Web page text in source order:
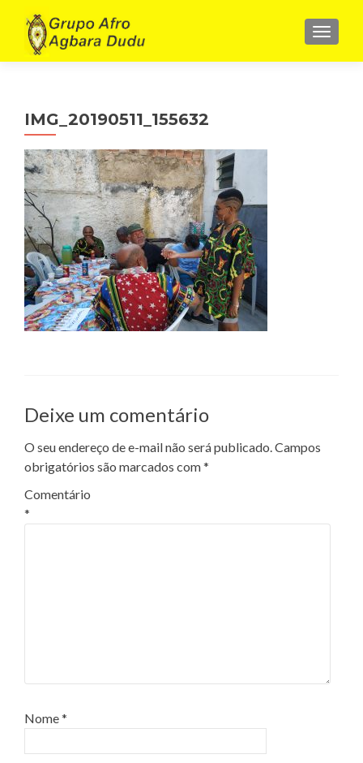
IMG_20190511_155632
Deixe um comentário
O seu endereço de e-mail não será publicado.Campos
obrigatórios são marcados com*
Comentário
*
Nome*